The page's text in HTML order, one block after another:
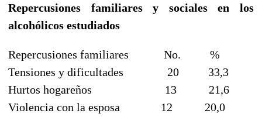
Repercusiones familiares y sociales en los
alcohólicos estudiados
Repercusiones familiares No. %
Tensiones y dificultades 20 33,3
Hurtos hogareños 13 21,6
Violencia con la esposa 12 20,0